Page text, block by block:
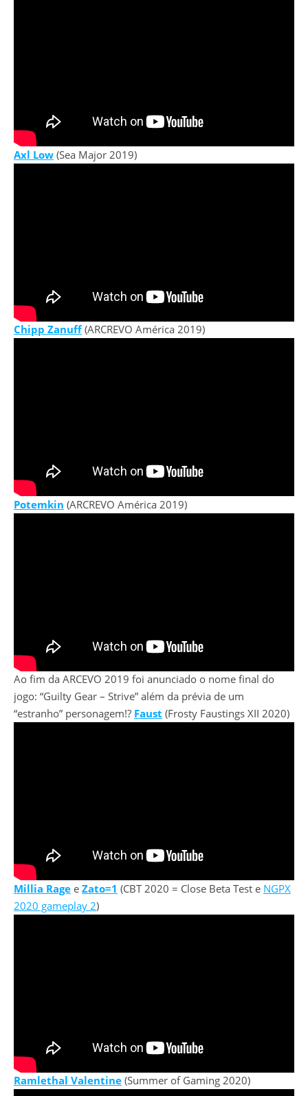
Axl Low (Sea Major 2019)
Chipp Zanuff(ARCREVO América 2019)
Potemkin (ARCREVO América 2019)
Ao fim da ARCEVO 2019 foi anunciado o nome final do
jogo: “Guilty Gear – Strive” além da prévia de um
“estranho” personagem!? Faust (Frosty Faustings XII 2020)
Millia Rage e Zato=1 (CBT 2020 = Close Beta Test e NGPX
2020 gameplay 2)
Ramlethal Valentine (Summer of Gaming 2020)